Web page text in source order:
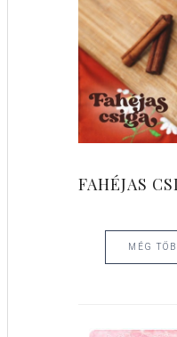
FAHÉJAS
MÉG